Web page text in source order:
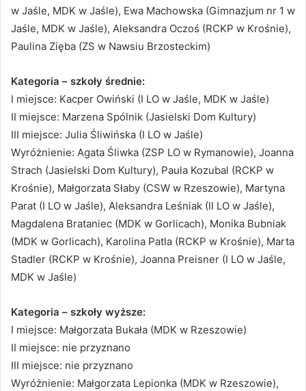
w Jaśle, MDK w Jaśle), Ewa Machowska (Gimnazjum nr 1 w
Jaśle, MDK w Jaśle), Aleksandra Oczoś (RCKP w Krośnie),
Paulina Zięba (ZS w Nawsiu Brzosteckim)
Kategoria – szkoły średnie:
I miejsce: Kacper Owiński (I LO w Jaśle, MDK w Jaśle)
II miejsce: Marzena Spólnik (Jasielski Dom Kultury)
III miejsce: Julia Śliwińska (I LO w Jaśle)
Wyróżnienie: Agata Śliwka (ZSP LO w Rymanowie), Joanna
Strach (Jasielski Dom Kultury), Paula Kozubal (RCKP w
Krośnie), Małgorzata Słaby (CSW w Rzeszowie), Martyna
Parat (I LO w Jaśle), Aleksandra Leśniak (II LO w Jaśle),
Magdalena Brataniec (MDK w Gorlicach), Monika Bubniak
(MDK w Gorlicach), Karolina Patla (RCKP w Krośnie), Marta
Stadler (RCKP w Krośnie), Joanna Preisner (I LO w Jaśle,
MDK w Jaśle)
Kategoria – szkoły wyższe:
I miejsce: Małgorzata Bukała (MDK w Rzeszowie)
II miejsce: nie przyznano
III miejsce: nie przyznano
Wyróżnienie: Małgorzata Lepionka (MDK w Rzeszowie),